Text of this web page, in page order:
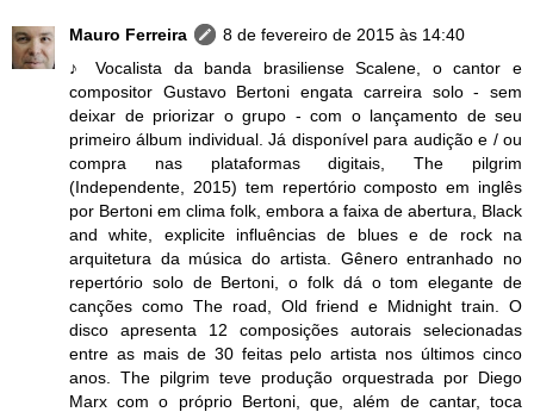
Mauro Ferreira
8 de fevereiro de 2015 às 14:40
♪ Vocalista da banda brasiliense Scalene, o cantor e
compositor Gustavo Bertoni engata carreira solo - sem
deixar de priorizar o grupo - com o lançamento de seu
primeiro álbum individual. Já disponível para audição e / ou
compra nas plataformas digitais, The pilgrim
(Independente, 2015) tem repertório composto em inglês
por Bertoni em clima folk, embora a faixa de abertura, Black
and white, explicite influências de blues e de rock na
arquitetura da música do artista. Gênero entranhado no
repertório solo de Bertoni, o folk dá o tom elegante de
canções como The road, Old friend e Midnight train. O
disco apresenta 12 composições autorais selecionadas
entre as mais de 30 feitas pelo artista nos últimos cinco
anos. The pilgrim teve produção orquestrada por Diego
Marx com o próprio Bertoni, que, além de cantar, toca